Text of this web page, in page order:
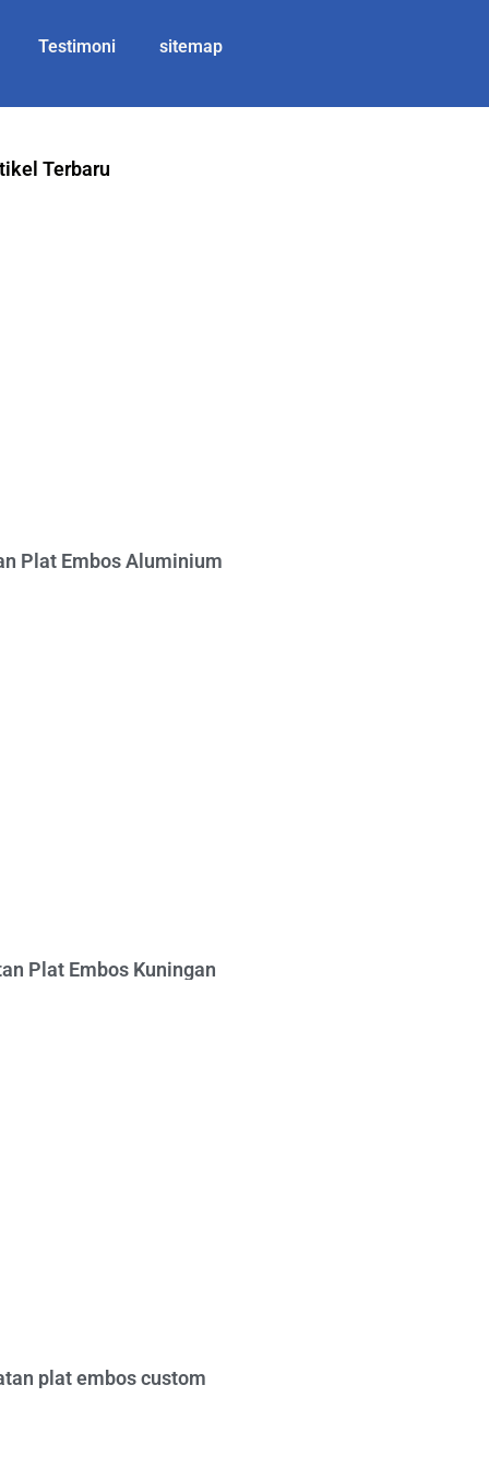
Testimoni sitemap
Terbaru
Plat Embos Aluminium
Plat Embos Kuningan
plat embos custom